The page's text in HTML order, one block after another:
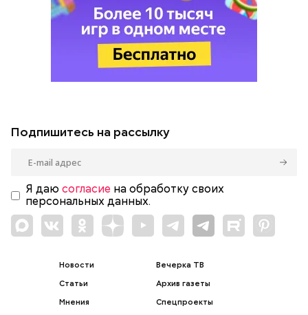
Подпишитесь на рассылку
Я даю согласие на обработку своих
персональных данных.
Новости
Статьи
Мнения
Вечерка ТВ
Архив газеты
Спецпроекты